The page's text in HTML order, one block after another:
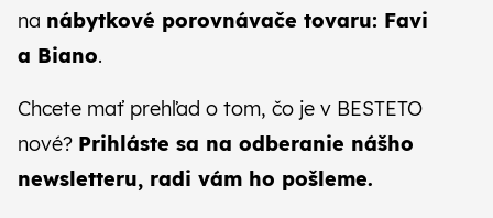
na nábytkové porovnávače tovaru: Favi
a Biano.
Chcete mať prehľad o tom, čo je v BESTETO
nové? Prihláste sa na odberanie nášho
newsletteru, radi vám ho pošleme.